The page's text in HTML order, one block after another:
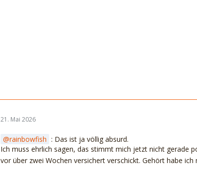
21. Mai 2026
rainbowfish : Das ist ja völlig absurd.
Ich muss ehrlich sagen, das stimmt mich jetzt nicht gerade
vor über zwei Wochen versichert verschickt. Gehört habe